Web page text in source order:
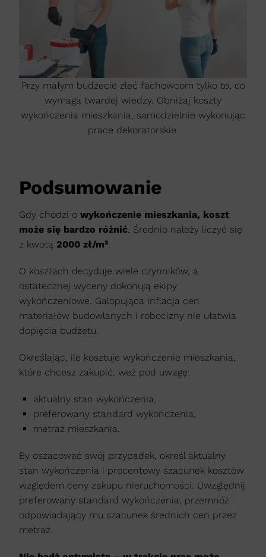
Przy małym budżecie zleć fachowcom tylko to, co
wymaga twardej wiedzy. Obniżaj koszty
wykończenia mieszkania, samodzielnie wykonując
prace dekoratorskie.
Podsumowanie
Gdy chodzi o wykończenie mieszkania, koszt
może się bardzo różnić. Średnio należy liczyć się
z kwotą 2000 zł/m².
O kosztach decyduje wiele czynników, a
ostatecznej wyceny dokonują ekipy
wykończeniowe. Galopująca inflacja cen
materiałów budowlanych i robocizny nie ułatwia
dopięcia budżetu.
Określając, ile kosztuje wykończenie mieszkania,
które chcesz zakupić, weź pod uwagę:
aktualny stan wykończenia,
preferowany standard wykończenia,
metraż mieszkania.
By oszacować swój przypadek, określ aktualny
stan wykończenia i procentowy szacunek kosztów
względem ceny zakupu nieruchomości. Uwzględnij
preferowany standard wykończenia, przemnóż
odpowiadający mu szacunek średnich cen przez
metraż.